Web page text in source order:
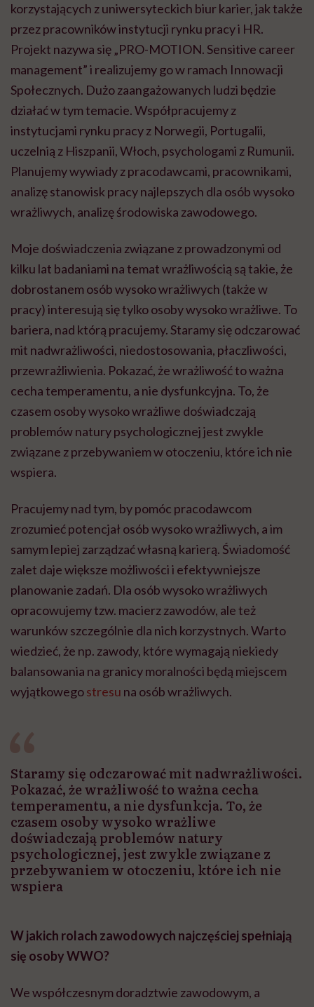
korzystających z uniwersyteckich biur karier, jak także
przez pracowników instytucji rynku pracy i HR.
Projekt nazywa się „PRO-MOTION. Sensitive career
management” i realizujemy go w ramach Innowacji
Społecznych. Dużo zaangażowanych ludzi będzie
działać w tym temacie. Współpracujemy z
instytucjami rynku pracy z Norwegii, Portugalii,
uczelnią z Hiszpanii, Włoch, psychologami z Rumunii.
Planujemy wywiady z pracodawcami, pracownikami,
analizę stanowisk pracy najlepszych dla osób wysoko
wrażliwych, analizę środowiska zawodowego.
Moje doświadczenia związane z prowadzonymi od
kilku lat badaniami na temat wrażliwością są takie, że
dobrostanem osób wysoko wrażliwych (także w
pracy) interesują się tylko osoby wysoko wrażliwe. To
bariera, nad którą pracujemy. Staramy się odczarować
mit nadwrażliwości, niedostosowania, płaczliwości,
przewrażliwienia. Pokazać, że wrażliwość to ważna
cecha temperamentu, a nie dysfunkcyjna. To, że
czasem osoby wysoko wrażliwe doświadczają
problemów natury psychologicznej jest zwykle
związane z przebywaniem w otoczeniu, które ich nie
wspiera.
Pracujemy nad tym, by pomóc pracodawcom
zrozumieć potencjał osób wysoko wrażliwych, a im
samym lepiej zarządzać własną karierą. Świadomość
zalet daje większe możliwości i efektywniejsze
planowanie zadań. Dla osób wysoko wrażliwych
opracowujemy tzw. macierz zawodów, ale też
warunków szczególnie dla nich korzystnych. Warto
wiedzieć, że np. zawody, które wymagają niekiedy
balansowania na granicy moralności będą miejscem
wyjątkowegostresu na osób wrażliwych.
Staramy się odczarować mit nadwrażliwości.
Pokazać, że wrażliwość to ważna cecha
temperamentu, a nie dysfunkcja. To, że
czasem osoby wysoko wrażliwe
doświadczają problemów natury
psychologicznej, jest zwykle związane z
przebywaniem w otoczeniu, które ich nie
wspiera
W jakich rolach zawodowych najczęściej spełniają
się osoby WWO?
We współczesnym doradztwie zawodowym, a